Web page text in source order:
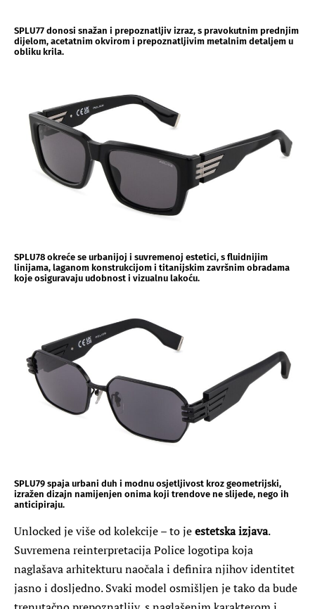
SPLU77 donosi snažan i prepoznatljiv izraz, s pravokutnim prednjim
dijelom, acetatnim okvirom i prepoznatljivim metalnim detaljem u
obliku krila.
SPLU78 okreće se urbanijoj i suvremenoj estetici, s fluidnijim
linijama, laganom konstrukcijom i titanijskim završnim obradama
koje osiguravaju udobnost i vizualnu lakoću.
SPLU79 spaja urbani duh i modnu osjetljivost kroz geometrijski,
izražen dizajn namijenjen onima koji trendove ne slijede, nego ih
anticipiraju.
Unlocked je više od kolekcije – to jeestetska izjava.
Suvremena reinterpretacija Police logotipa koja
naglašava arhitekturu naočala i definira njihov identitet
jasno i dosljedno. Svaki model osmišljen je tako da bude